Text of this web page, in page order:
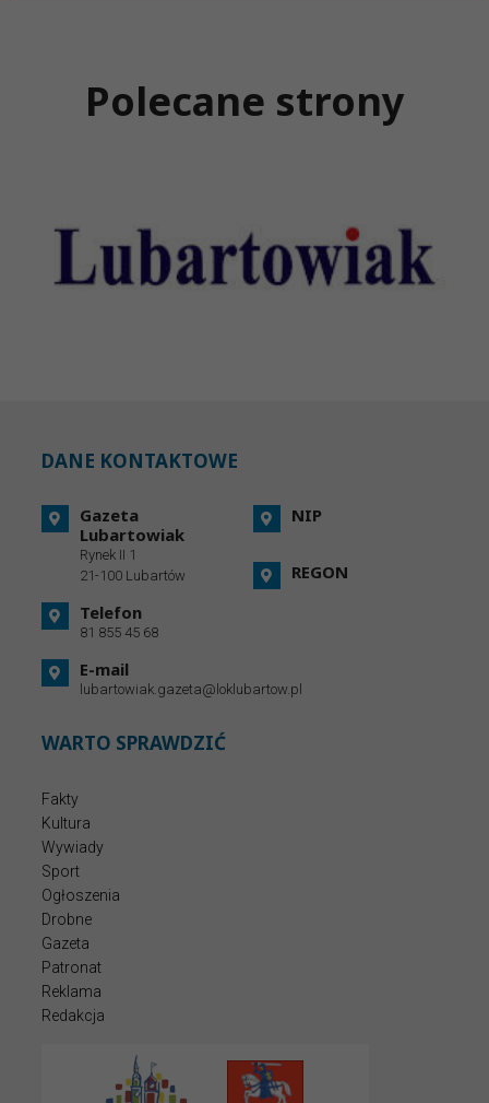
Polecane strony
DANE KONTAKTOWE
Gazeta
Lubartowiak
Rynek II 1
21-100 Lubartów
Telefon
81 855 45 68
E-mail
lubartowiak.gazeta@loklubartow.pl
NIP
REGON
WARTO SPRAWDZIĆ
Fakty
Kultura
Wywiady
Sport
Ogłoszenia
Drobne
Gazeta
Patronat
Reklama
Redakcja